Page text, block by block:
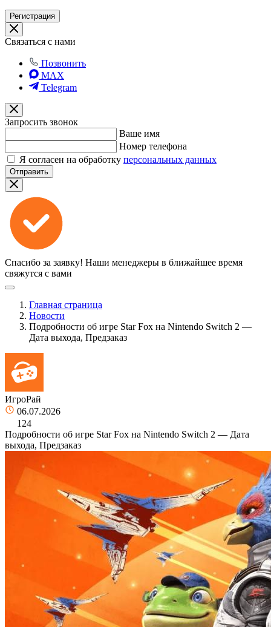
Регистрация
Связаться с нами
Позвонить
MAX
Telegram
Запросить звонок
Ваше имя
Номер телефона
Я согласен на обработку персональных данных
Отправить
Спасибо за заявку! Наши менеджеры в ближайшее время
свяжутся с вами
Главная страница
Новости
Подробности об игре Star Fox на Nintendo Switch 2 —
Дата выхода, Предзаказ
ИгроРай
06.07.2026
124
Подробности об игре Star Fox на Nintendo Switch 2 — Дата
выхода, Предзаказ